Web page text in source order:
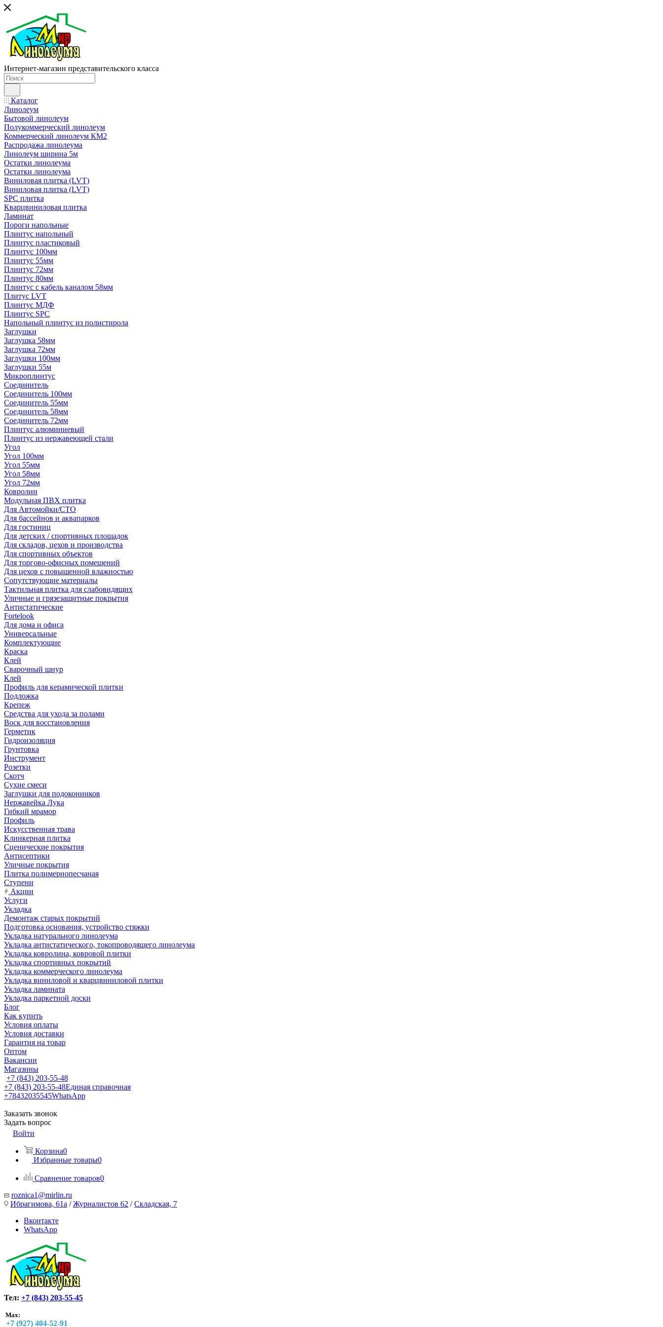
Интернет-магазин представительского класса
Каталог
Линолеум
Бытовой линолеум
Полукоммерческий линолеум
Коммерческий линолеум КМ2
Распродажа линолеума
Линолеум ширина 5м
Остатки линолеума
Остатки линолеума
Виниловая плитка (LVT)
Виниловая плитка (LVT)
SPC плитка
Кварцвиниловая плитка
Ламинат
Пороги напольные
Плинтус напольный
Плинтус пластиковый
Плинтус 100мм
Плинтус 55мм
Плинтус 72мм
Плинтус 80мм
Плинтус с кабель каналом 58мм
Плитус LVT
Плинтус МДФ
Плинтус SPC
Напольный плинтус из полистирола
Заглушки
Заглушка 58мм
Заглушка 72мм
Заглушки 100мм
Заглушки 55м
Микроплинтус
Соединитель
Соединитель 100мм
Соединитель 55мм
Соединитель 58мм
Соединитель 72мм
Плинтус алюминиевый
Плинтус из нержавеющей стали
Угол
Угол 100мм
Угол 55мм
Угол 58мм
Угол 72мм
Ковролин
Модульная ПВХ плитка
Для Автомойки/СТО
Для бассейнов и аквапарков
Для гостиниц
Для детских / спортивных площадок
Для складов, цехов и производства
Для спортивных объектов
Для торгово-офисных помещений
Для цехов с повышенной влажностью
Сопутствующие материалы
Тактильная плитка для слабовидящих
Уличные и грязезащитные покрытия
Антистатические
Fortelook
Для дома и офиса
Универсальные
Комплектующие
Краска
Клей
Сварочный шнур
Клей
Профиль для керамической плитки
Подложка
Крепеж
Средства для ухода за полами
Воск для восстановления
Герметик
Гидроизоляция
Грунтовка
Инструмент
Розетки
Скотч
Сухие смеси
Заглушки для подоконников
Нержавейка Лука
Гибкий мрамор
Профиль
Искусственная трава
Клинкерная плитка
Сценические покрытия
Антисептики
Уличные покрытия
Плитка полимернопесчаная
Ступени
Акции
Услуги
Укладка
Демонтаж старых покрытий
Подготовка основания, устройство стяжки
Укладка натурального линолеума
Укладка антистатического, токопроводящего линолеума
Укладка ковролина, ковровой плитки
Укладка спортивных покрытий
Укладка коммерческого линолеума
Укладка виниловой и кварцвиниловой плитки
Укладка ламината
Укладка паркетной доски
Блог
Как купить
Условия оплаты
Условия доставки
Гарантия на товар
Оптом
Вакансии
Магазины
+7 (843) 203-55-48
+7 (843) 203-55-48Единая справочная
+78432035545WhatsApp
Заказать звонок
Задать вопрос
Войти
Корзина0
Избранные товары0
Сравнение товаров0
roznica1@mirlin.ru
Ибрагимова, 61а /Журналистов 62 /Складская, 7
Вконтакте
WhatsApp
Тел: +7 (843) 203-55-45
Max:
+7 (927) 404-52-91